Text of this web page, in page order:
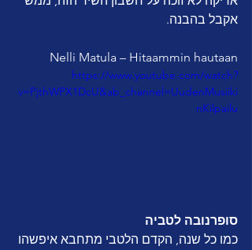
אקבל בהבנה.
Nelli Matula – Hitaammin hautaan
https://www.youtube.com/watch?
v=PjthWPX1DcU&ab_channel=UudenMusiiki
nKilpailu
סופרנובה לטביה
כמו כל שנה, הקדם הלטבי מתחבא איפשהו